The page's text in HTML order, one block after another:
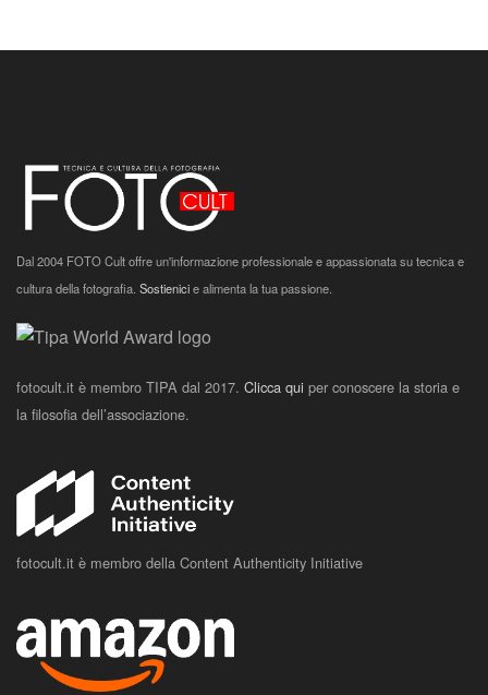
Dal 2004 FOTO Cult offre un'informazione professionale e appassionata su tecnica e
cultura della fotografia. Sostienicie alimenta la tua passione.
fotocult.it è membro TIPA dal 2017. Clicca qui per conoscere la storia e
la filosofia dell’associazione.
fotocult.it è membro della Content Authenticity Initiative